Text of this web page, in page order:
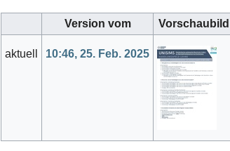
Version vom Vorschaubild
aktuell 10:46, 25. Feb. 2025